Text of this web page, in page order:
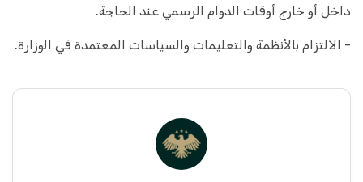
داخل أو خارج أوقات الدوام الرسمي عند الحاجة.
- الالتزام بالأنظمة والتعليمات والسياسات المعتمدة في الوزارة.